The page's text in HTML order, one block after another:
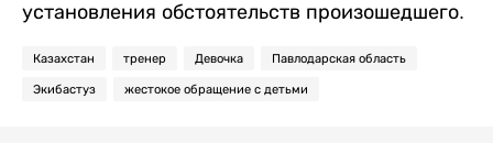
установления обстоятельств произошедшего.
Казахстан тренер Девочка Павлодарская область
Экибастуз жестокое обращение с детьми